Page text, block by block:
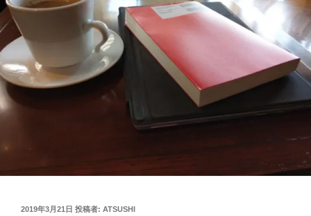
プ
投
2019年3月21日 投稿者: ATSUSHI